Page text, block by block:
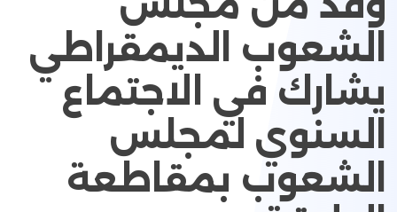
الشعوب الديمقراطي
يشارك في الاجتماع
السنوي لمجلس
الشعوب بمقاطعة